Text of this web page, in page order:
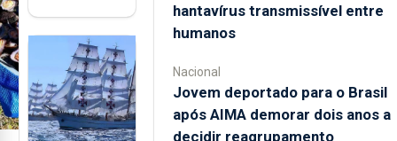
quinta-
feira nova
loja em
São
Sebastião
e cria 30
hantavírus transmissível entre
humanos
Nacional
Jovem deportado para o Brasil
após AIMA demorar dois anos a
decidir reagrupamento